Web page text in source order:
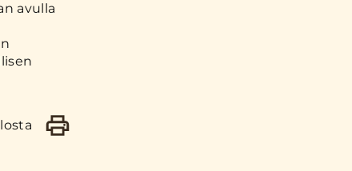
avulla